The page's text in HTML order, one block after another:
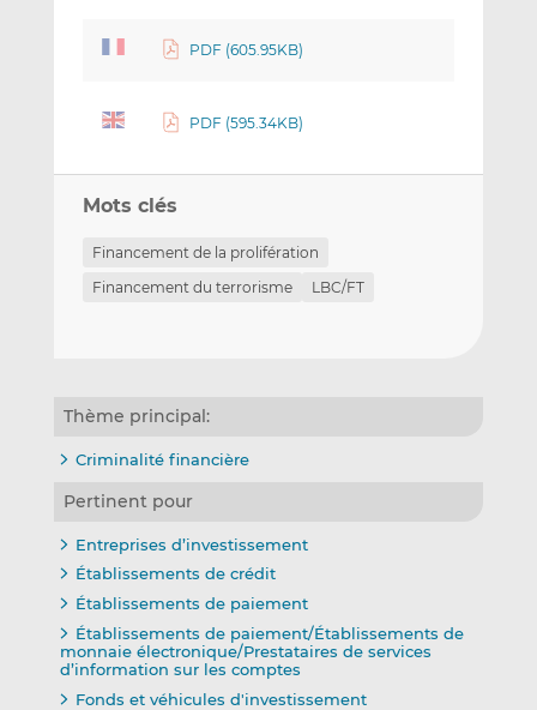
PDF (605.95KB)
PDF (595.34KB)
Mots clés
Financement de la prolifération
Financement du terrorisme
LBC/FT
Thème principal:
Criminalité financière
Pertinent pour
Entreprises d’investissement
Établissements de crédit
Établissements de paiement
Établissements de paiement/Établissements de
monnaie électronique/Prestataires de services
d’information sur les comptes
Fonds et véhicules d'investissement